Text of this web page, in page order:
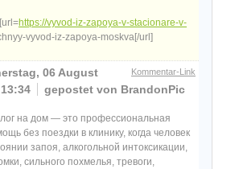
https://vyvod-iz-zapoya-v-stacionare-v-
vyvod-iz-zapoya-moskva[/url]
Kommentar-Link
06 August
gepostet von BrandonPic
на дом — это профессиональная
без поездки в клинику, когда человек
запоя, алкогольной интоксикации,
сильного похмелья, тревоги,